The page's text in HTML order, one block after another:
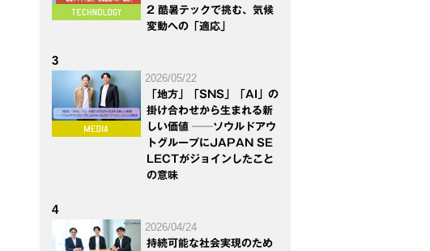
2 酷暑テックで挑む、気候
変動への「適応」
3
2026/05/22
「地方」「SNS」「AI」の
掛け合わせから生まれる新
しい価値 ──ソウルドアウ
トグループにJAPAN SE
LECTがジョインしたこと
の意味
4
2026/04/24
持続可能な社会実現のため